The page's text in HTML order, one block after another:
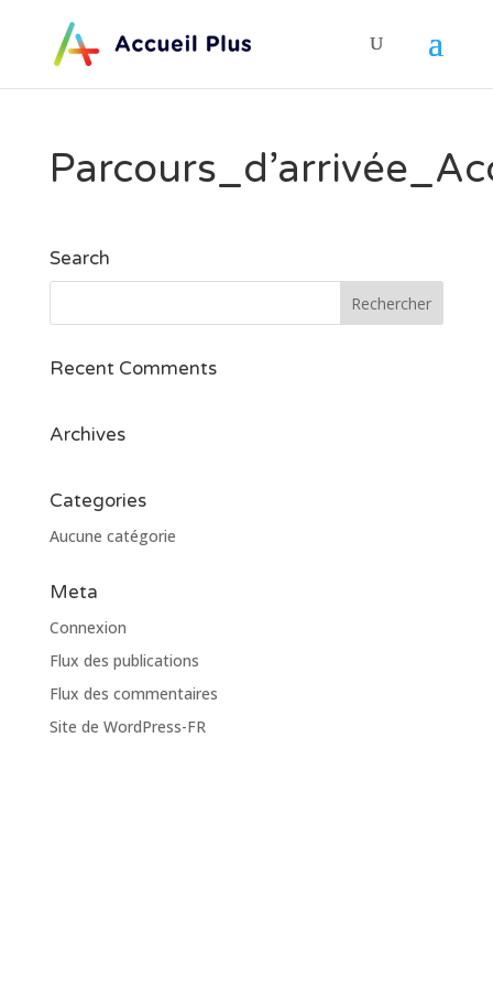
Search
Recent Comments
Archives
Categories
Aucune catégorie
Meta
Connexion
Flux des publications
Flux des commentaires
Site de WordPress-FR